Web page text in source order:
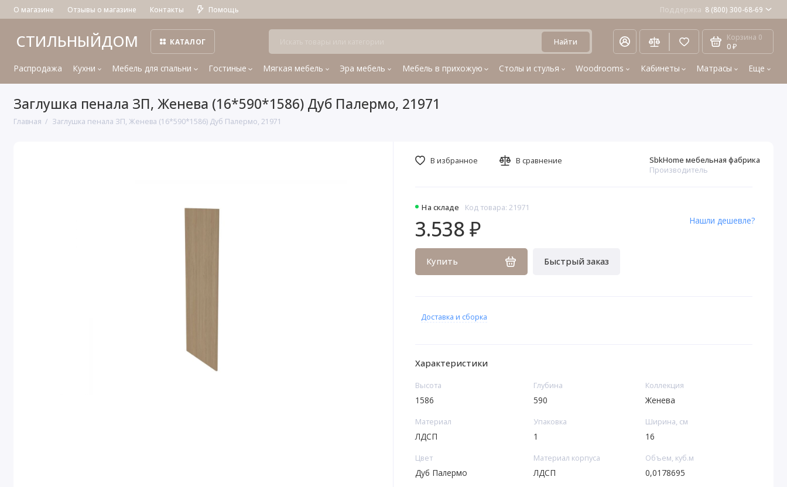
О магазине Отзывы о магазине Контакты Помощь Поддержка 8 (800) 300-68-69
СТИЛЬНЫЙДОМ КАТАЛОГ Найти Корзина 0
0 ₽
Распродажа Кухни Мебель для спальни Гостиные Мягкая мебель Эра мебель Мебель в прихожую Столы и стулья Woodrooms Кабинеты Матрасы Еще
Заглушка пенала ЗП, Женева (16*590*1586) Дуб Палермо, 21971
Главная Заглушка пенала ЗП, Женева (16*590*1586) Дуб Палермо, 21971
На складе Код товара: 21971
SbkHome мебельная фабрика
Производитель
3.538 ₽
Купить Быстрый заказ
Нашли дешевле?
В избранное В сравнение
Доставка и сборка
Характеристики
Высота
1586
Глубина
590
Коллекция
Женева
Материал
ЛДСП
Упаковка
1
Ширина, см
16
Цвет
Дуб Палермо
Материал корпуса
ЛДСП
Объем, куб.м
0,0178695